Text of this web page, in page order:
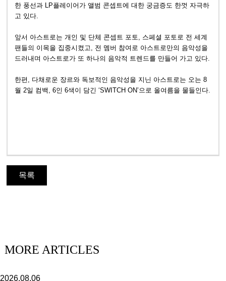
한 풍선과 LP플레이어가 앨범 콘셉트에 대한 궁금증도 한껏 자극하
고 있다.
앞서 아스트로는 개인 및 단체 콘셉트 포토, 스페셜 포토로 전 세계
팬들의 이목을 집중시켰고, 전 멤버 참여로 아스트로만의 음악성을
드러내며 아스트로가 또 하나의 음악적 트렌드를 만들어 가고 있다.
한편, 다채로운 장르와 독보적인 음악성을 지닌 아스트로는 오는 8
월 2일 컴백, 6인 6색이 담긴 ‘SWITCH ON’으로 올여름을 물들인다.
목록
MORE ARTICLES
2026.08.06